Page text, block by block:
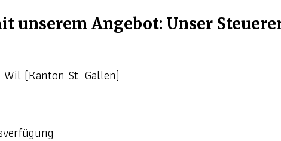
unserem Angebot: Unser
(Kanton St. Gallen)